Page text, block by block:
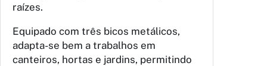
raízes.
Equipado com três bicos metálicos,
adapta-se bem a trabalhos em
canteiros, hortas e jardins, permitindo